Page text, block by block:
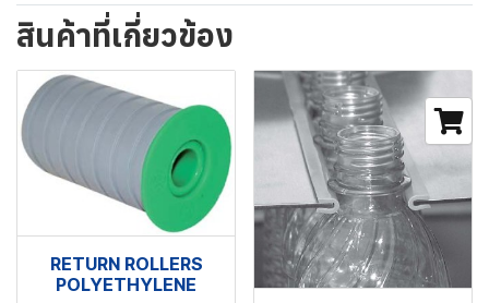
สินค้าที่เกี่ยวข้อง
RETURN ROLLERS
POLYETHYLENE